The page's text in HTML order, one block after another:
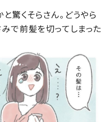
驚くそらさん。どうやら
で前髪を切ってしまった